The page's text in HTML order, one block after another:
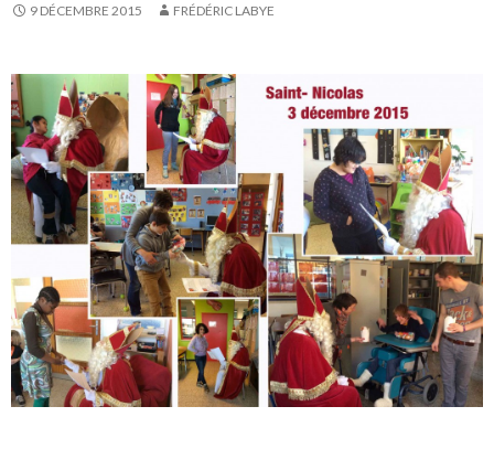
9 DÉCEMBRE 2015 FRÉDÉRIC LABYE